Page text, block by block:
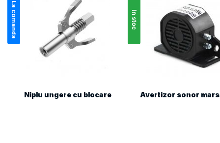
La comanda
Niplu ungere cu blocare
In stoc
Avertizor sonor